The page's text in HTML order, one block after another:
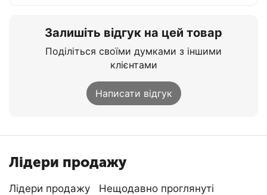
Залишіть відгук на цей товар
Поділіться своїми думками з іншими
клієнтами
Написати відгук
Лідери продажу
Лідери продажу Нещодавно проглянуті